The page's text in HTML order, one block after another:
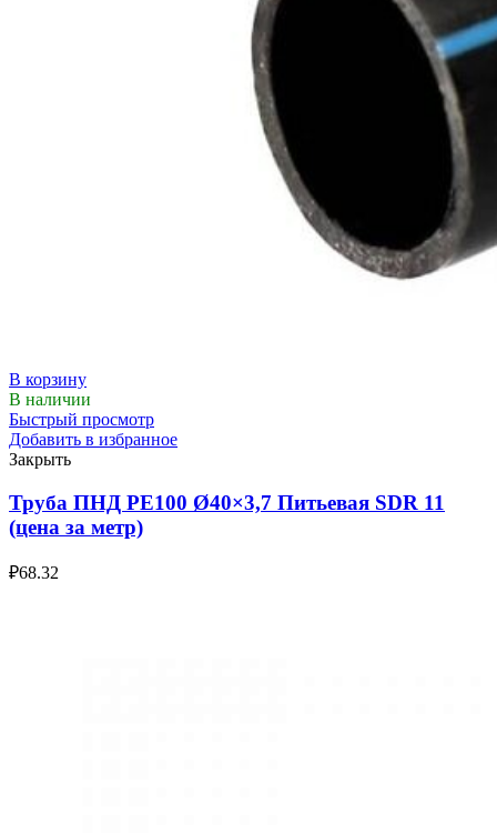
В корзину
В наличии
Быстрый просмотр
Добавить в избранное
Закрыть
Труба ПНД РЕ100 Ø40×3,7 Питьевая SDR 11
(цена за метр)
₽68.32